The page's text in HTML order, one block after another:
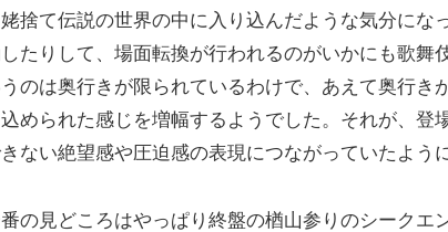
捨て伝説の世界の中に入り込んだような気分にな
たりして、場面転換が行われるのがいかにも歌舞
のは奥行きが限られているわけで、あえて奥行き
められた感じを増幅するようでした。それが、登
ない絶望感や圧迫感の表現につながっていたよう
の見どころはやっぱり終盤の楢山参りのシークエ